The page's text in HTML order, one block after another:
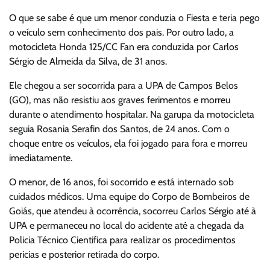
O que se sabe é que um menor conduzia o Fiesta e teria pego
o veículo sem conhecimento dos pais. Por outro lado, a
motocicleta Honda 125/CC Fan era conduzida por Carlos
Sérgio de Almeida da Silva, de 31 anos.
Ele chegou a ser socorrida para a UPA de Campos Belos
(GO), mas não resistiu aos graves ferimentos e morreu
durante o atendimento hospitalar. Na garupa da motocicleta
seguia Rosania Serafin dos Santos, de 24 anos. Com o
choque entre os veículos, ela foi jogado para fora e morreu
imediatamente.
O menor, de 16 anos, foi socorrido e está internado sob
cuidados médicos. Uma equipe do Corpo de Bombeiros de
Goiás, que atendeu à ocorrência, socorreu Carlos Sérgio até à
UPA e permaneceu no local do acidente até a chegada da
Policia Técnico Cientifica para realizar os procedimentos
pericias e posterior retirada do corpo.